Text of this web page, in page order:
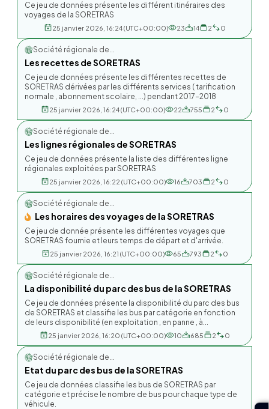
Ce jeu de données présente les différent itinéraires des
voyages de la SORETRAS
25 janvier 2026, 16:24 (UTC+00:00) 23 14 2 0
Société régionale de...
Les recettes de SORETRAS
Ce jeu de données présente les différentes recettes de
SORETRAS dérivées par les différents services ( tarification
normale , abonnement scolaire, ...) pendant 2017-2018
25 janvier 2026, 16:24 (UTC+00:00) 22 755 2 0
Société régionale de...
Les lignes régionales de SORETRAS
Ce jeu de données présente la liste des différentes ligne
régionales exploitées par SORETRAS
25 janvier 2026, 16:22 (UTC+00:00) 16 703 2 0
Société régionale de...
Les horaires des voyages de la SORETRAS
Ce jeu de donnée présente les différentes voyages que
SORETRAS fournie et leurs temps de départ et d'arrivée.
25 janvier 2026, 16:21 (UTC+00:00) 65 793 2 0
Société régionale de...
La disponibilité du parc des bus de la SORETRAS
Ce jeu de données présente la disponibilité du parc des bus
de SORETRAS et classifie les bus par catégorie en fonction
de leurs disponibilité (en exploitation , en panne , à...
25 janvier 2026, 16:20 (UTC+00:00) 10 685 2 0
Société régionale de...
Etat du parc des bus de la SORETRAS
Ce jeu de données classifie les bus de SORETRAS par
catégorie et précise le nombre de bus pour chaque type de
véhicule.